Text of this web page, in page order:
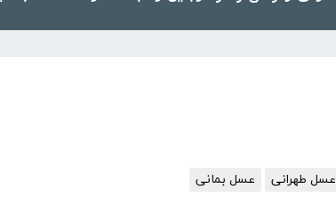
عسل طهرانی عسل بمانی